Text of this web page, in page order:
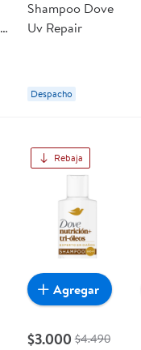
Shampoo Dove
Uv Repair
Despacho
Rebaja
$3.000 $4.490
Agregar